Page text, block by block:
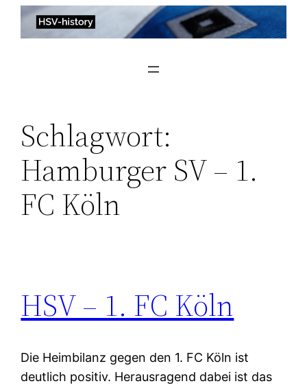
Zum
Inhalt
Schlagwort:
Hamburger SV – 1.
FC Köln
HSV – 1. FC Köln
Die Heimbilanz gegen den 1. FC Köln ist
deutlich positiv. Herausragend dabei ist das